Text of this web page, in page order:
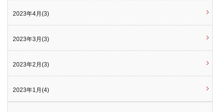
2023年4月(3)
2023年3月(3)
2023年2月(3)
2023年1月(4)